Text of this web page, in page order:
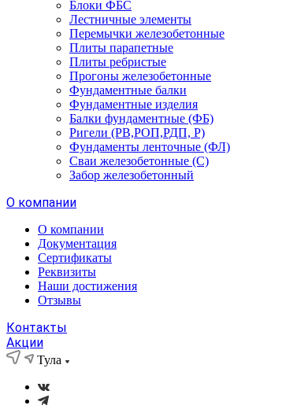
Блоки ФБС
Лестничные элементы
Перемычки железобетонные
Плиты парапетные
Плиты ребристые
Прогоны железобетонные
Фундаментные балки
Фундаментные изделия
Балки фундаментные (ФБ)
Ригели (РВ,РОП,РДП, Р)
Фундаменты ленточные (ФЛ)
Сваи железобетонные (С)
Забор железобетонный
О компании
О компании
Документация
Сертификаты
Реквизиты
Наши достижения
Отзывы
Контакты
Акции
Тула